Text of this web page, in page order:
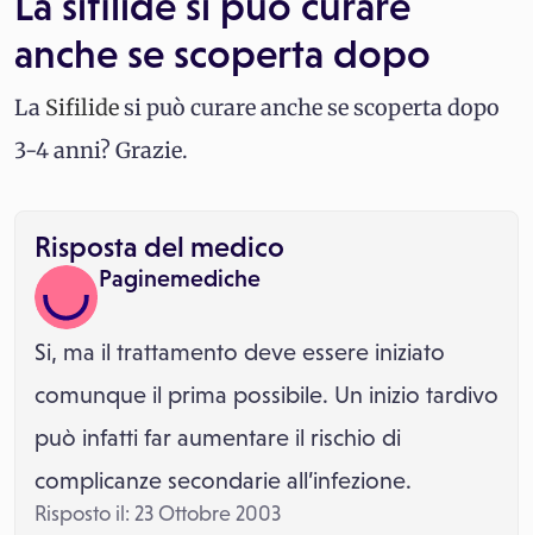
anche se scoperta dopo
La Sifilidesi può curare anche se scoperta dopo
3-4 anni? Grazie.
Risposta del medico
Paginemediche
Si, ma il trattamento deve essere iniziato
comunque il prima possibile. Un inizio tardivo
può infatti far aumentare il rischio di
complicanze secondarie all’infezione.
Risposto il: 23 Ottobre 2003